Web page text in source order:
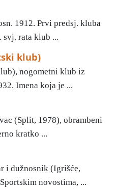
1912. Prvi predsj. kluba
svj. rata klub ...
klub)
nogometni klub iz
Imena koja je ...
(Split, 1978), obrambeni
kratko ...
i dužnosnik (Igrišće,
novostima, ...